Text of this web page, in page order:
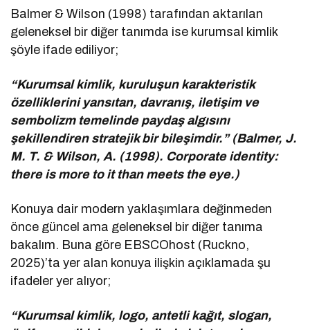
Balmer & Wilson (1998) tarafından aktarılan
geleneksel bir diğer tanımda ise kurumsal kimlik
şöyle ifade ediliyor;
“Kurumsal kimlik, kuruluşun karakteristik
özelliklerini yansıtan, davranış, iletişim ve
sembolizm temelinde paydaş algısını
şekillendiren stratejik bir bileşimdir.” (Balmer, J.
M. T. & Wilson, A. (1998). Corporate identity:
there is more to it than meets the eye.)
Konuya dair modern yaklaşımlara değinmeden
önce güncel ama geleneksel bir diğer tanıma
bakalım. Buna göre EBSCOhost (Ruckno,
2025)’ta yer alan konuya ilişkin açıklamada şu
ifadeler yer alıyor;
“Kurumsal kimlik, logo, antetli kağıt, slogan,